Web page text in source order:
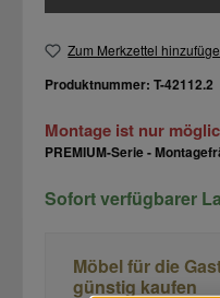
Zum Merkzettel
Produktnummer: T-42112.2
Montage ist nur
PREMIUM-Serie -
Sofort verfügbarer
Möbel für die
günstig kaufen